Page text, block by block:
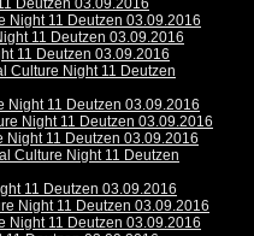
Deutzen 03.09.2016
Night 11 Deutzen 03.09.2016
11 Deutzen 03.09.2016
11 Deutzen 03.09.2016
Culture Night 11 Deutzen
Night 11 Deutzen 03.09.2016
Night 11 Deutzen 03.09.2016
Night 11 Deutzen 03.09.2016
Culture Night 11 Deutzen
11 Deutzen 03.09.2016
Night 11 Deutzen 03.09.2016
Night 11 Deutzen 03.09.2016